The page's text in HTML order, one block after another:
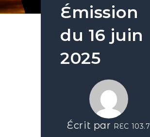
Émission
du 16 juin
2025
Écrit par REC 103.7